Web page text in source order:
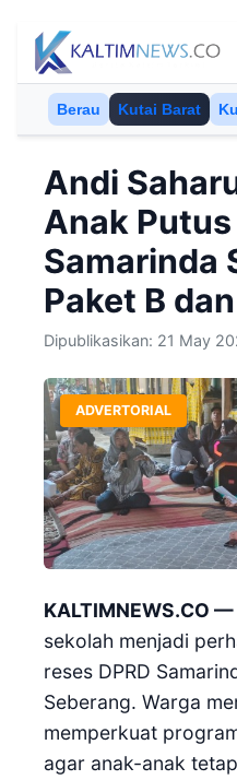
Skip to content
Berau Kutai Barat
Andi
Anak
Samarinda
Paket B
Dipublikasikan: 21 May
ADVERTORIAL
KALTIMNEWS.CO —
sekolah menjadi
reses DPRD
Seberang. Warga
memperkuat
agar anak-anak